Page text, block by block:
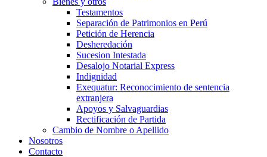
Testamentos
Separación de Patrimonios en Perú
Petición de Herencia
Desheredación
Sucesion Intestada
Desalojo Notarial Express
Indignidad
Exequatur: Reconocimiento de sentencia
extranjera
Apoyos y Salvaguardias
Rectificación de Partida
Cambio de Nombre o Apellido
Nosotros
Contacto